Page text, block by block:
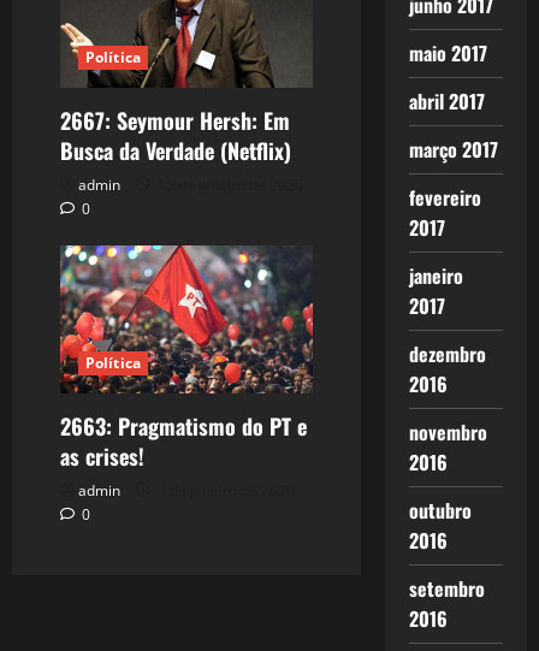
Política
2667: Seymour Hersh: Em
Busca da Verdade (Netflix)
admin
0
Política
2663: Pragmatismo do PT e
as crises!
admin
0
maio 2017
abril 2017
março 2017
fevereiro
2017
janeiro
2017
dezembro
2016
novembro
2016
outubro
2016
setembro
2016